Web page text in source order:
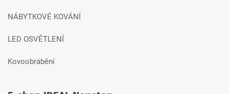
NÁBYTKOVÉ KOVÁNÍ
LED OSVĚTLENÍ
Kovoobrábění